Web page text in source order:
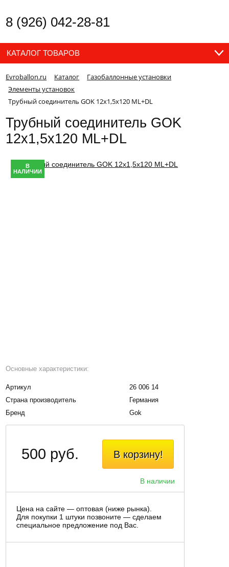
8 (926) 042-28-81
КАТАЛОГ ТОВАРОВ
Evroballon.ru Каталог
Газобаллонные установки
Элементы установок
Трубный соединитель GOK 12х1,5х120 ML+DL
Трубный соединитель GOK
12х1,5х120 ML+DL
В
НАЛИЧИИ
Основные характеристики:
Артикул
26 006 14
Страна производитель
Германия
Бренд
Gok
В корзину!
В наличии
500 руб.
Цена на сайте — оптовая (ниже рынка).
Для покупки 1 штуки позвоните — сделаем
специальное предложение под Вас.